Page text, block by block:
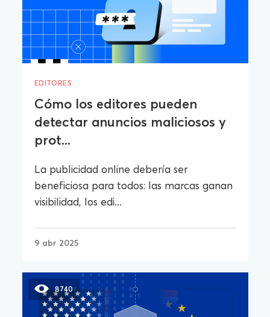
EDITORES
Cómo los editores pueden
detectar anuncios maliciosos y
prot...
La publicidad online debería ser
beneficiosa para todos: las marcas ganan
visibilidad, los edi...
9 abr 2025
8740